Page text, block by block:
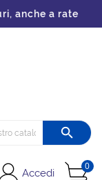
anche a rate

Accedi
0